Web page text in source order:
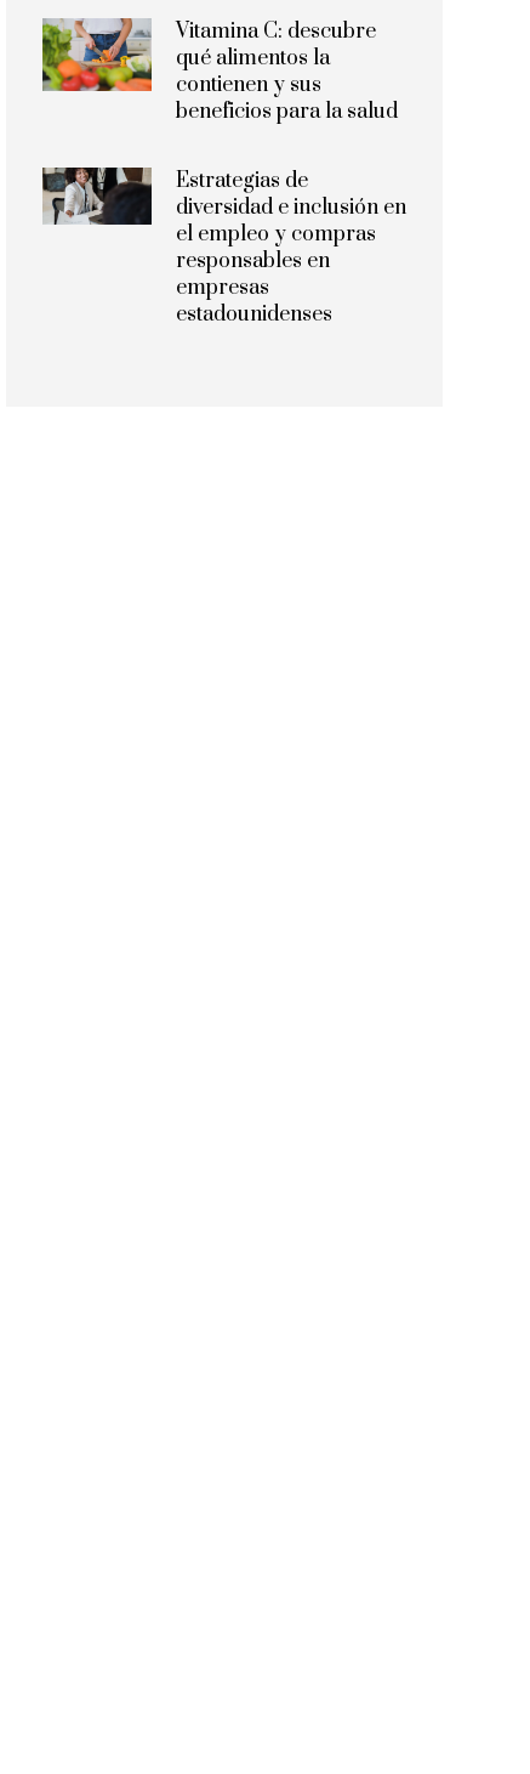
Vitamina C: descubre
qué alimentos la
contienen y sus
beneficios para la salud
Estrategias de
diversidad e inclusión en
el empleo y compras
responsables en
empresas
estadounidenses